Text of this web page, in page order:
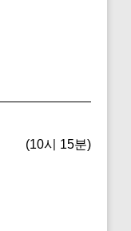
(10시 15분)